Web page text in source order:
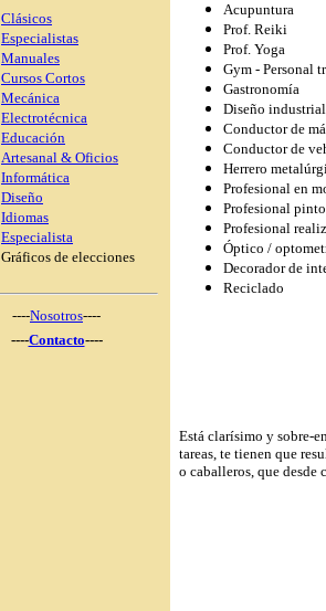
Clásicos
Especialistas
Manuales
Cursos Cortos
Mecánica
Electrotécnica
Educación
Artesanal & Oficios
Informática
Diseño
Idiomas
Especialista
Gráficos de elecciones
----Nosotros----
----Contacto----
Acupuntura
Prof. Reiki
Prof. Yoga
Gym - Personal
Gastronomía
Diseño
Conductor de
Conductor de
Herrero
Profesional en
Profesional
Profesional
Óptico /
Decorador de
Reciclado
Está clarísimo y sobre-
tareas, te tienen que
o caballeros, que